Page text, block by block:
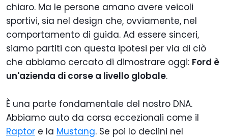
chiaro. Ma le persone amano avere veicoli
sportivi, sia nel design che, ovviamente, nel
comportamento di guida. Ad essere sinceri,
siamo partiti con questa ipotesi per via di ciò
che abbiamo cercato di dimostrare oggi: Ford è
un'azienda di corse a livello globale.
È una parte fondamentale del nostro DNA.
Abbiamo auto da corsa eccezionali come il
Raptor e la Mustang. Se poi lo declini nel